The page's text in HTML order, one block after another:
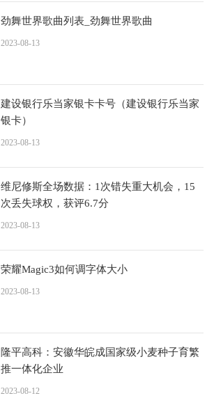
劲舞世界歌曲列表_劲舞世界歌曲
2023-08-13
建设银行乐当家银卡卡号（建设银行乐当家
银卡）
2023-08-13
维尼修斯全场数据：1次错失重大机会，15
次丢失球权，获评6.7分
2023-08-13
荣耀Magic3如何调字体大小
2023-08-13
隆平高科：安徽华皖成国家级小麦种子育繁
推一体化企业
2023-08-12